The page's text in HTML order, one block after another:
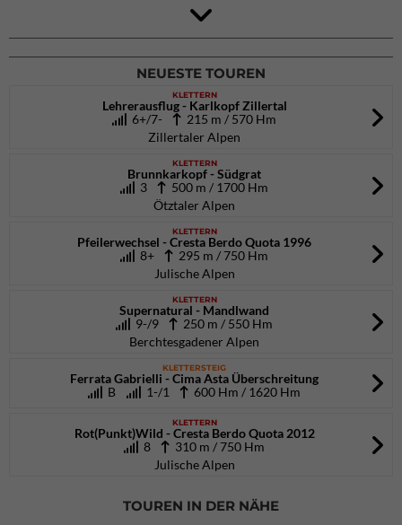
4Blocs KIDS 2026
DAV Kletter- & Boulderzentrum München Süd (Thalkirchen)
26.09.2026
NEUESTE TOUREN
KLETTERN
Lehrerausflug - Karlkopf Zillertal
6+/7-
215 m / 570 Hm
Zillertaler Alpen
KLETTERN
Brunnkarkopf - Südgrat
3
500 m / 1700 Hm
Ötztaler Alpen
KLETTERN
Pfeilerwechsel - Cresta Berdo Quota 1996
8+
295 m / 750 Hm
Julische Alpen
KLETTERN
Supernatural - Mandlwand
9-/9
250 m / 550 Hm
Berchtesgadener Alpen
KLETTERSTEIG
Ferrata Gabrielli - Cima Asta Überschreitung
B
1-/1 600 Hm / 1620 Hm
KLETTERN
Rot(Punkt)Wild - Cresta Berdo Quota 2012
8
310 m / 750 Hm
Julische Alpen
TOUREN IN DER NÄHE